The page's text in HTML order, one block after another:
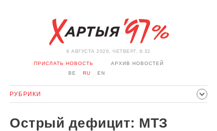
6 АВГУСТА 2026, ЧЕТВЕРГ, 8:32
ПРИСЛАТЬ НОВОСТЬ
АРХИВ НОВОСТЕЙ
BE
RU EN
РУБРИКИ
ПРОИСШЕСТВИЯ СПОРТ КУЛЬТУРА ИСТОРИЯ
Острый дефицит: МТЗ